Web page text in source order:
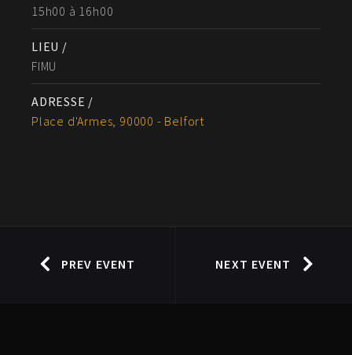
15h00 à 16h00
LIEU /
FIMU
ADRESSE /
Place d'Armes, 90000 - Belfort
PREV EVENT NEXT EVENT